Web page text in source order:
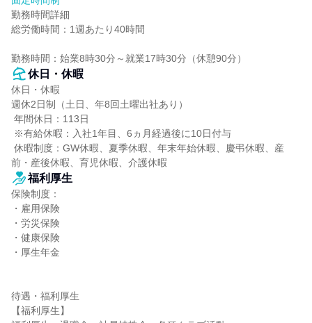
勤務時間詳細
総労働時間：1週あたり40時間
勤務時間：始業8時30分～就業17時30分（休憩90分）
休日・休暇
休日・休暇
週休2日制（土日、年8回土曜出社あり）
前・産後休暇、育児休暇、介護休暇
福利厚生
保険制度：
・雇用保険
・労災保険
・健康保険
・厚生年金
待遇・福利厚生
【福利厚生】